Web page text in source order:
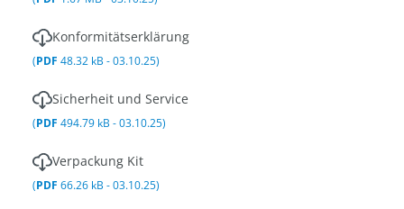
Konformitätserklärung
(PDF 48.32 kB - 03.10.25)
Sicherheit und Service
(PDF 494.79 kB - 03.10.25)
Verpackung Kit
(PDF 66.26 kB - 03.10.25)